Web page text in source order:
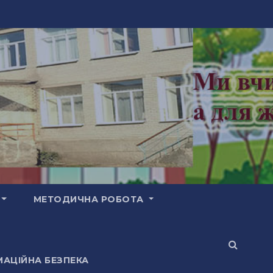
МЕТОДИЧНА РОБОТА
БЕЗПЕКА